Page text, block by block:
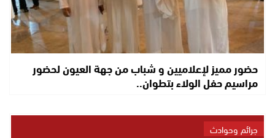
حضور مميز لإعلاميين و شباب من جهة العيون لحضور
مراسيم حفل الولاء بتطوان..
جرائم وحوادث